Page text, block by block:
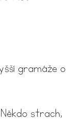
gramáže o
strach,